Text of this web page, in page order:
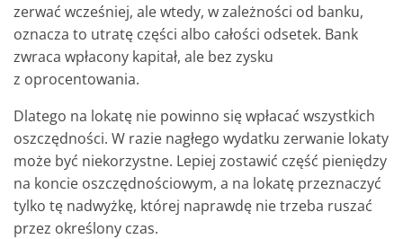
zerwać wcześniej, ale wtedy, w zależności od banku,
oznacza to utratę części albo całości odsetek. Bank
zwraca wpłacony kapitał, ale bez zysku
z oprocentowania.
Dlatego na lokatę nie powinno się wpłacać wszystkich
oszczędności. W razie nagłego wydatku zerwanie lokaty
może być niekorzystne. Lepiej zostawić część pieniędzy
na koncie oszczędnościowym, a na lokatę przeznaczyć
tylko tę nadwyżkę, której naprawdę nie trzeba ruszać
przez określony czas.